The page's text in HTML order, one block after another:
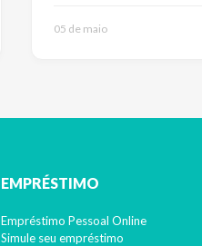
05 de maio
EMPRÉSTIMO
Empréstimo Pessoal Online
Simule seu empréstimo